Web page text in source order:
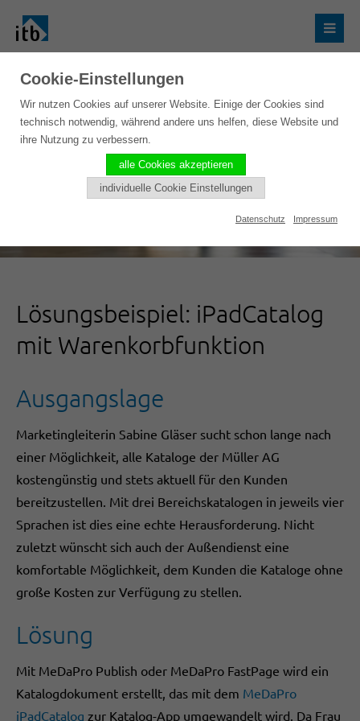
Lösungsbeispiel: iPadCatalog
mit Warenkorbfunktion
Ausgangslage
Marketingleiterin Sabine Gläser sucht schon lange nach
einer Möglichkeit, alle Kataloge der Müller AG
kostengünstig und stets aktuell für den Kunden
bereitzustellen. Mit drei Bereichskatalogen in jeweils vier
Sprachen ist dies eine echte Herausforderung. Nicht
zuletzt wünscht sich auch der Außendienst eine
komfortable Möglichkeit, dem Kunden die Kataloge ohne
große Kosten zur Verfügung zu stellen.
Lösung
Mit MeDaPro Publish oder MeDaPro FastPage wird ein
Katalogdokument erstellt, das mit dem MeDaPro
iPadCatalog zur Katalog-App umgewandelt wird. Da Frau
Cookie-Einstellungen
Wir nutzen Cookies auf unserer Website. Einige der Cookies sind
technisch notwendig, während andere uns helfen, diese Website und
ihre Nutzung zu verbessern.
alle Cookies akzeptieren
individuelle Cookie Einstellungen
Datenschutz Impressum